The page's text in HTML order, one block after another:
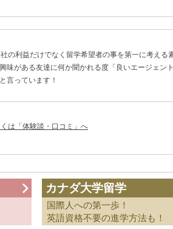
の利益だけでなく留学希望者の事を第一に考える
味がある友達に何か聞かれる度「良いエージェン
言っています！
は「体験談・口コミ」へ
カナダ大学留学
国際人への第一歩！
英語資格不要の進学方法も！